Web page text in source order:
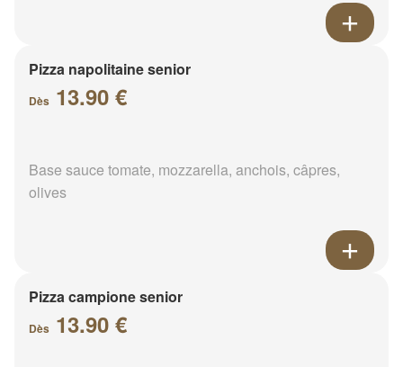
Pizza napolitaine senior
Dès 13.90 €
Base sauce tomate, mozzarella, anchois, câpres,
olives
Pizza campione senior
Dès 13.90 €